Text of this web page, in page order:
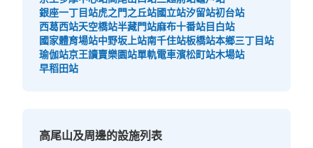
銀座一丁目站虎之門之丘站國立站汐留站初台站
西葛西站天空橋站半藏門站麻布十番站目白站
國家體育場站中野坂上站南千住站板橋站本鄉三丁目站
瑜伽站京王讀賣樂園站單軌電車濱松町站木場站
早稻田站
高尾山及周邊的設施列表